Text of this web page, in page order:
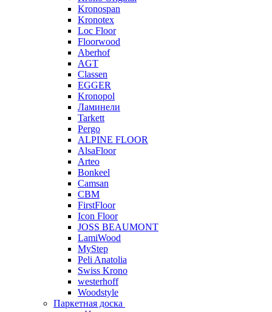
Kronospan
Kronotex
Loc Floor
Floorwood
Aberhof
AGT
Classen
EGGER
Kronopol
Ламинели
Tarkett
Pergo
ALPINE FLOOR
AlsaFloor
Arteo
Bonkeel
Camsan
CBM
FirstFloor
Icon Floor
JOSS BEAUMONT
LamiWood
MyStep
Peli Anatolia
Swiss Krono
westerhoff
Woodstyle
Паркетная доска